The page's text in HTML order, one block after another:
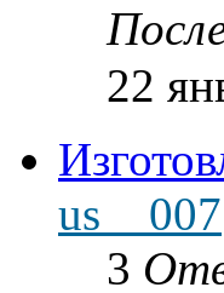
22
us__007
3